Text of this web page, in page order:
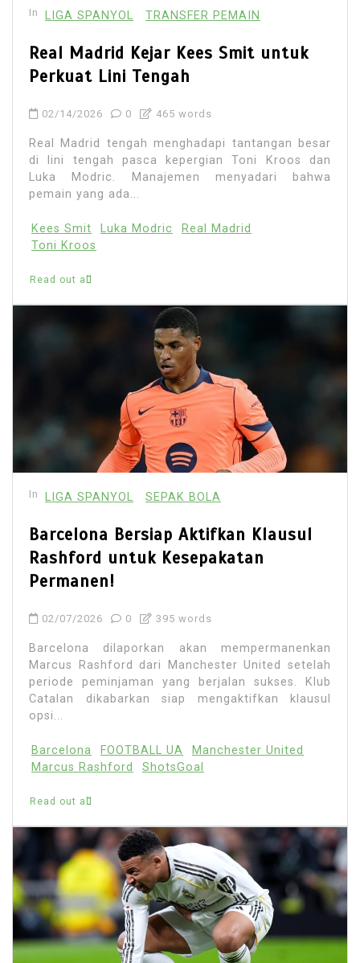
In LIGA SPANYOL TRANSFER PEMAIN
Real Madrid Kejar Kees Smit untuk
Perkuat Lini Tengah
02/14/2026 0 465 words
Real Madrid tengah menghadapi tantangan besar
di lini tengah pasca kepergian Toni Kroos dan
Luka Modric. Manajemen menyadari bahwa
pemain yang ada...
Kees Smit Luka Modric
Real Madrid
Toni Kroos
Read out all
In LIGA SPANYOL SEPAK BOLA
Barcelona Bersiap Aktifkan Klausul
Rashford untuk Kesepakatan
Permanen!
02/07/2026 0 395 words
Barcelona dilaporkan akan mempermanenkan
Marcus Rashford dari Manchester United setelah
periode peminjaman yang berjalan sukses. Klub
Catalan dikabarkan siap mengaktifkan klausul
opsi...
Barcelona FOOTBALL UA
Manchester United
Marcus Rashford
ShotsGoal
Read out all